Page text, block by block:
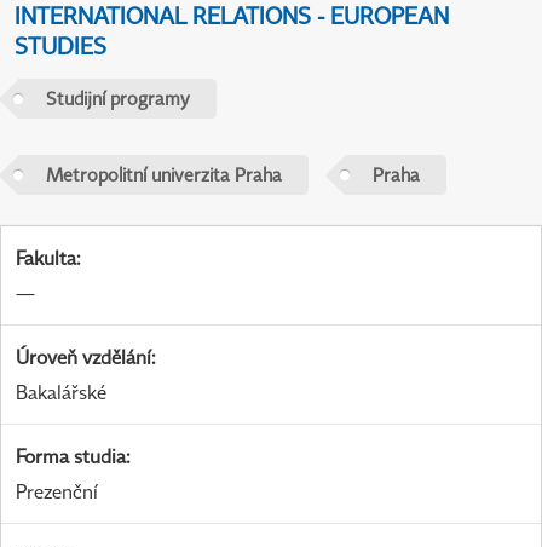
INTERNATIONAL RELATIONS - EUROPEAN
STUDIES
Studijní programy
Metropolitní univerzita Praha Praha
Fakulta:
—
Úroveň vzdělání:
Bakalářské
Forma studia:
Prezenční